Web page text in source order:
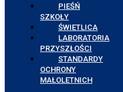
PIEŚŃ
SZKOŁY
ŚWIETLICA
LABORATORIA
PRZYSZŁOŚCI
STANDARDY
OCHRONY
MAŁOLETNICH